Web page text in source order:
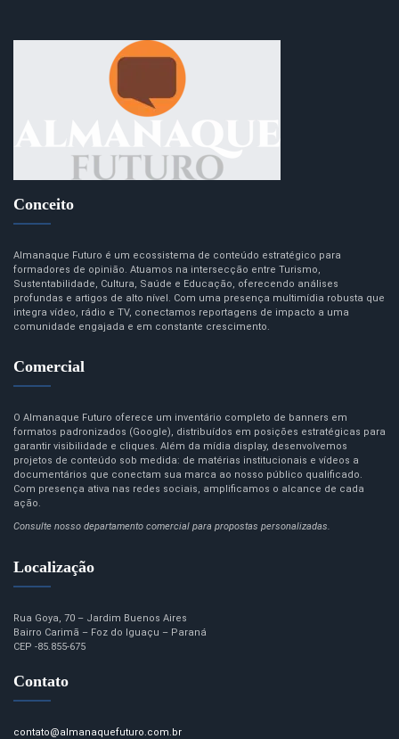
Conceito
Almanaque Futuro é um ecossistema de conteúdo estratégico para
formadores de opinião. Atuamos na intersecção entre Turismo,
Sustentabilidade, Cultura, Saúde e Educação, oferecendo análises
profundas e artigos de alto nível. Com uma presença multimídia robusta que
integra vídeo, rádio e TV, conectamos reportagens de impacto a uma
comunidade engajada e em constante crescimento.
Comercial
O Almanaque Futuro oferece um inventário completo de banners em
formatos padronizados (Google), distribuídos em posições estratégicas para
garantir visibilidade e cliques. Além da mídia display, desenvolvemos
projetos de conteúdo sob medida: de matérias institucionais e vídeos a
documentários que conectam sua marca ao nosso público qualificado.
Com presença ativa nas redes sociais, amplificamos o alcance de cada
ação.
Consulte nosso departamento comercial para propostas personalizadas.
Localização
Rua Goya, 70 – Jardim Buenos Aires
Bairro Carimã – Foz do Iguaçu – Paraná
CEP -85.855-675
Contato
contato@almanaquefuturo.com.br